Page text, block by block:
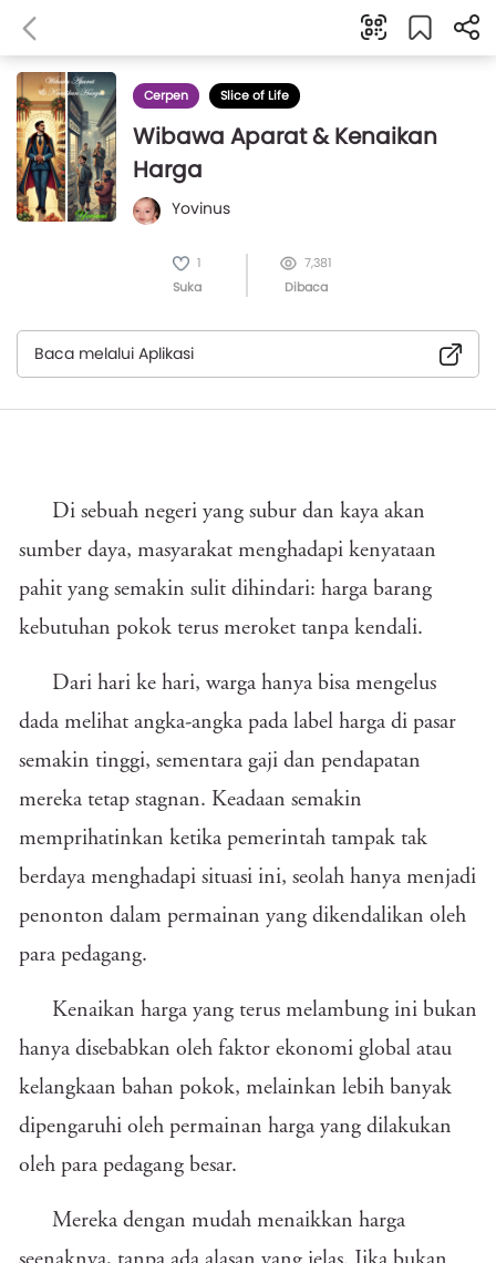
Cerpen Slice of Life
Wibawa Aparat & Kenaikan
Harga
Yovinus
1
Suka
7,381
Dibaca
Baca melalui Aplikasi
Di sebuah negeri yang subur dan kaya akan
sumber daya, masyarakat menghadapi kenyataan
pahit yang semakin sulit dihindari: harga barang
kebutuhan pokok terus meroket tanpa kendali.
Dari hari ke hari, warga hanya bisa mengelus
dada melihat angka-angka pada label harga di pasar
semakin tinggi, sementara gaji dan pendapatan
mereka tetap stagnan. Keadaan semakin
memprihatinkan ketika pemerintah tampak tak
berdaya menghadapi situasi ini, seolah hanya menjadi
penonton dalam permainan yang dikendalikan oleh
para pedagang.
Kenaikan harga yang terus melambung ini bukan
hanya disebabkan oleh faktor ekonomi global atau
kelangkaan bahan pokok, melainkan lebih banyak
dipengaruhi oleh permainan harga yang dilakukan
oleh para pedagang besar.
Mereka dengan mudah menaikkan harga